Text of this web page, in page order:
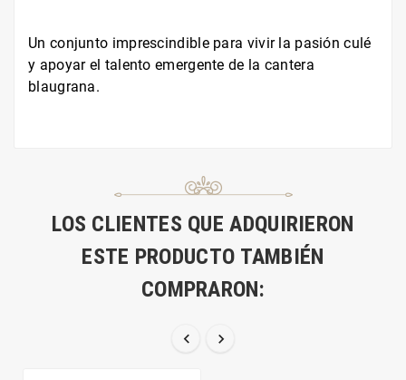
Un conjunto imprescindible para vivir la pasión culé
y apoyar el talento emergente de la cantera
blaugrana.
LOS CLIENTES QUE ADQUIRIERON
ESTE PRODUCTO TAMBIÉN
COMPRARON:
 